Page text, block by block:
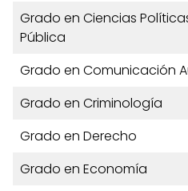
Grado en Ciencias
Pública
Grado en Comunicación
Grado en Criminología
Grado en Derecho
Grado en Economía